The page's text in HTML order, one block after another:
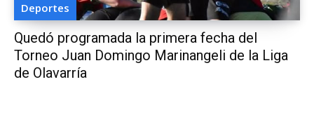
Deportes
Quedó programada la primera fecha del
Torneo Juan Domingo Marinangeli de la Liga
de Olavarría